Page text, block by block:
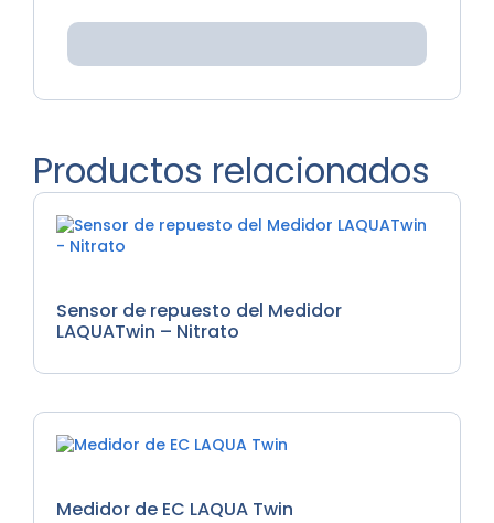
Productos relacionados
Sensor de repuesto del Medidor
LAQUATwin – Nitrato
Medidor de EC LAQUA Twin